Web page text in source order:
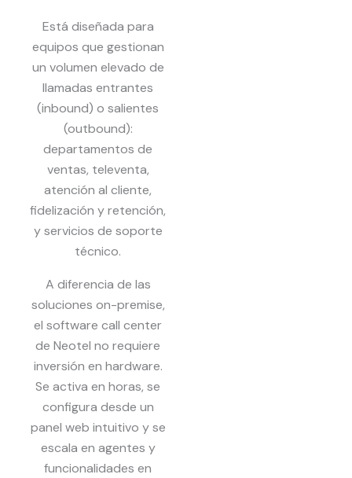
Está diseñada para
equipos que gestionan
un volumen elevado de
llamadas entrantes
(inbound) o salientes
(outbound):
departamentos de
ventas, televenta,
atención al cliente,
fidelización y retención,
y servicios de soporte
técnico.
A diferencia de las
soluciones on-premise,
el software call center
de Neotel no requiere
inversión en hardware.
Se activa en horas, se
configura desde un
panel web intuitivo y se
escala en agentes y
funcionalidades en